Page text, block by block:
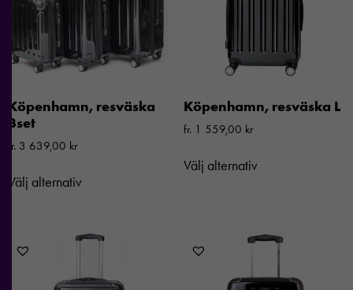
Köpenhamn, resväska
3­set
fr. 3 639,00 kr
Välj alternativ
Köpenhamn, resväska L
fr. 1 559,00 kr
Välj alternativ
Nödvändiga
går inte att
över huvud
taget ska
fungera.